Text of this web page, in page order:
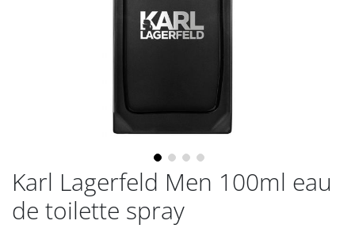
Karl Lagerfeld Men 100ml eau
de toilette spray
Ga
naar
het